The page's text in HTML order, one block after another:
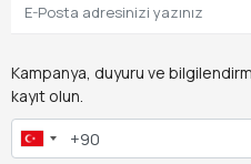
Kampanya, duyuru ve
kayıt olun.